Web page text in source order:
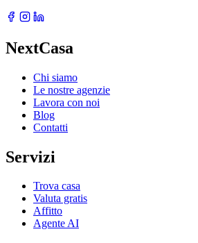
NextCasa
Chi siamo
Le nostre agenzie
Lavora con noi
Blog
Contatti
Servizi
Trova casa
Valuta gratis
Affitto
Agente AI